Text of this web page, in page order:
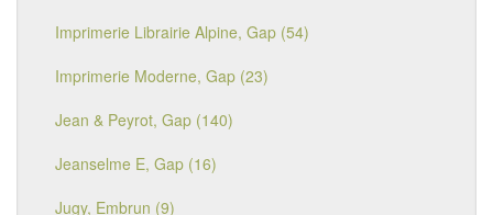
Imprimerie Librairie Alpine, Gap (54)
Imprimerie Moderne, Gap (23)
Jean & Peyrot, Gap (140)
Jeanselme E, Gap (16)
Jugy, Embrun (9)